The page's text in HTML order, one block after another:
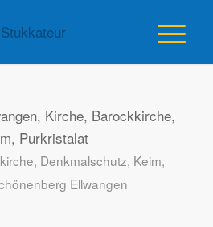
, Denkmalschutz, Keim,
Ellwangen